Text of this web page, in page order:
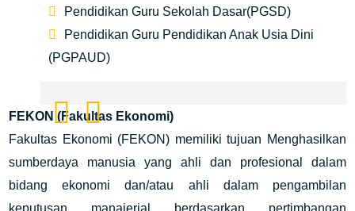
Pendidikan Guru Sekolah Dasar(PGSD)
Pendidikan Guru Pendidikan Anak Usia Dini
(PGPAUD)
FEKON (Fakultas Ekonomi)
Fakultas Ekonomi (FEKON) memiliki tujuan Menghasilkan
sumberdaya manusia yang ahli dan profesional dalam
bidang ekonomi dan/atau ahli dalam pengambilan
keputusan manajerial berdasarkan pertimbangan